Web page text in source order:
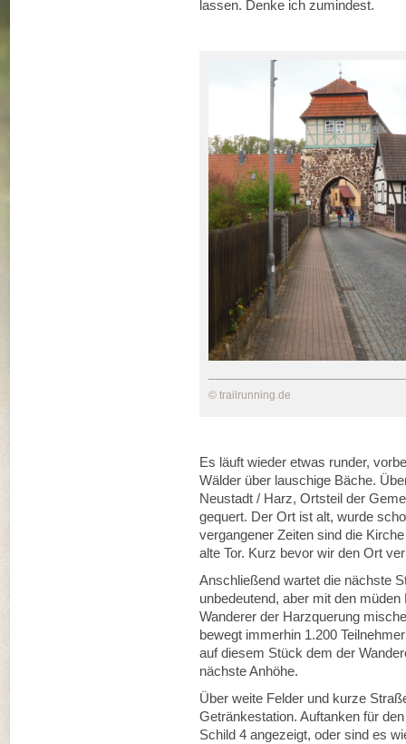
lassen. Denke ich zumindest.
© trailrunning.de
Es läuft wieder etwas runder,
Wälder über lauschige Bäche.
Neustadt / Harz, Ortsteil der
gequert. Der Ort ist alt, wurde
vergangener Zeiten sind die
alte Tor. Kurz bevor wir den Ort
Anschließend wartet die nächste
unbedeutend, aber mit den
Wanderer der Harzquerung
bewegt immerhin 1.200
auf diesem Stück dem der
nächste Anhöhe.
Über weite Felder und kurze
Getränkestation. Auftanken für
Schild 4 angezeigt, oder sind es